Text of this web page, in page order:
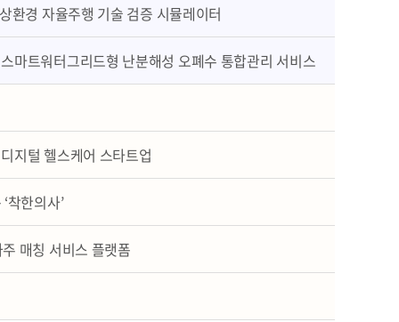
환경 자율주행 기술 검증 시뮬레이터
마트워터그리드형 난분해성 오폐수 통합관리 서비스
지털 헬스케어 스타트업
착한의사’
매칭 서비스 플랫폼